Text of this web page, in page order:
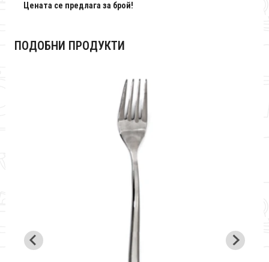
Цената се предлага за брой!
ПОДОБНИ ПРОДУКТИ